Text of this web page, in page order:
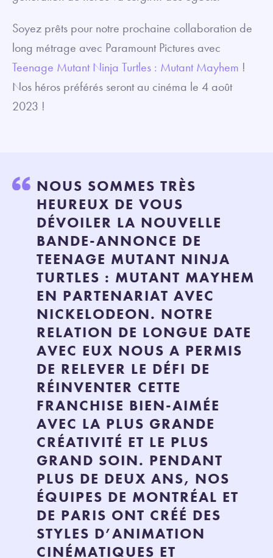
Soyez prêts pour notre prochaine collaboration de
long métrage avec Paramount Pictures avec
Teenage Mutant Ninja Turtles : Mutant Mayhem !
Nos héros préférés seront au cinéma le 4 août
2023 !
NOUS SOMMES TRÈS
HEUREUX DE VOUS
DÉVOILER LA NOUVELLE
BANDE-ANNONCE DE
TEENAGE MUTANT NINJA
TURTLES : MUTANT MAYHEM
EN PARTENARIAT AVEC
NICKELODEON. NOTRE
RELATION DE LONGUE DATE
AVEC EUX NOUS A PERMIS
DE RELEVER LE DÉFI DE
RÉINVENTER CETTE
FRANCHISE BIEN-AIMÉE
AVEC LA PLUS GRANDE
CRÉATIVITÉ ET LE PLUS
GRAND SOIN. PENDANT
PLUS DE DEUX ANS, NOS
ÉQUIPES DE MONTRÉAL ET
DE PARIS ONT CRÉÉ DES
STYLES D’ANIMATION
CINÉMATIQUES ET